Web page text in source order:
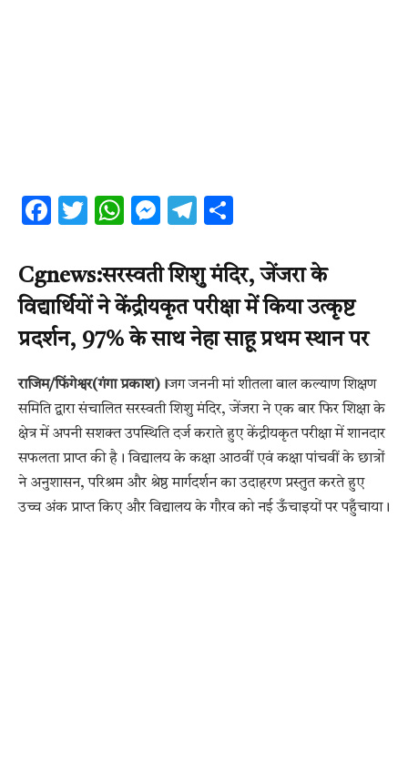
Facebook
Twitter
WhatsApp
Messenger
Telegram
Cgnews:सरस्वती शिशु मंदिर, जेंजरा के
विद्यार्थियों ने केंद्रीयकृत परीक्षा में किया उत्कृष्ट
प्रदर्शन, 97% के साथ नेहा साहू प्रथम स्थान पर
राजिम/फिंगेश्वर(गंगा प्रकाश)।जग जननी मां शीतला बाल कल्याण शिक्षण
समिति द्वारा संचालित सरस्वती शिशु मंदिर, जेंजरा ने एक बार फिर शिक्षा के
क्षेत्र में अपनी सशक्त उपस्थिति दर्ज कराते हुए केंद्रीयकृत परीक्षा में शानदार
सफलता प्राप्त की है। विद्यालय के कक्षा आठवीं एवं कक्षा पांचवीं के छात्रों
ने अनुशासन, परिश्रम और श्रेष्ठ मार्गदर्शन का उदाहरण प्रस्तुत करते हुए
उच्च अंक प्राप्त किए और विद्यालय के गौरव को नई ऊँचाइयों पर पहुँचाया।